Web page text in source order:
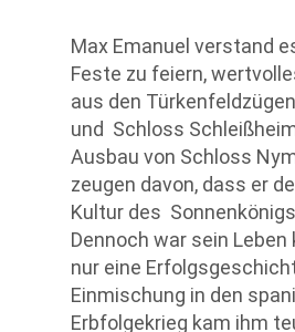
Max Emanuel verstand
Feste zu feiern,
aus den
und Schloss
Ausbau von Schloss
zeugen davon, dass er
Kultur des
Dennoch war sein
nur eine
Einmischung in den
Erbfolgekrieg kam ihm